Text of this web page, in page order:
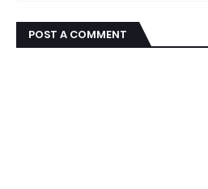
POST A COMMENT